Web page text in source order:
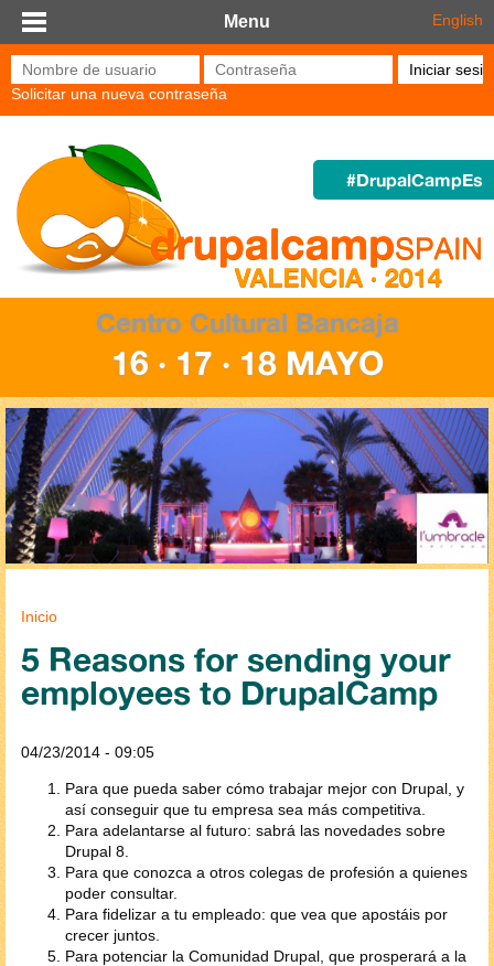
Pasar al contenido principal
Menu English
Nombre de usuario* Contraseña*
Solicitar una nueva contraseña
#DrupalCampEs
Centro Cultural Bancaja
16 · 17 · 18 MAYO
Se encuentra usted aquí
Inicio
5 Reasons for sending your
employees to DrupalCamp
04/23/2014 - 09:05
Para que pueda saber cómo trabajar mejor con Drupal, y
así conseguir que tu empresa sea más competitiva.
Para adelantarse al futuro: sabrá las novedades sobre
Drupal 8.
Para que conozca a otros colegas de profesión a quienes
poder consultar.
Para fidelizar a tu empleado: que vea que apostáis por
crecer juntos.
Para potenciar la Comunidad Drupal, que prosperará a la